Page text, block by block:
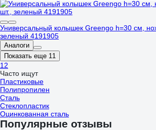
Универсальный колышек Greengo h=30 см,
зеленый 4191905
Аналоги
Показать еще 11
1 2
Часто ищут
Пластиковые
Полипропилен
Сталь
Стеклопластик
Оцинкованная сталь
Популярные отзывы